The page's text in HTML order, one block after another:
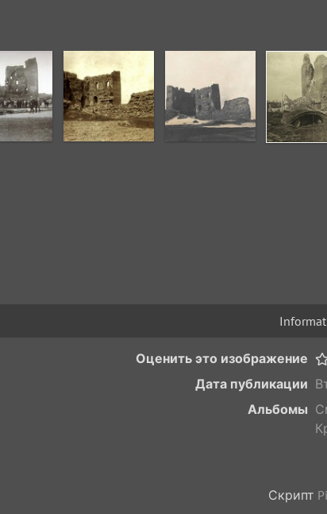
Оценить это изображение
Дата публикации
Альбомы
Скрипт